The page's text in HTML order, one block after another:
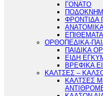
ΓΟΝΑΤΟ
ΦΡΟΝΤΙΔΑ
ΟΡΘΟΠΕΔΙΚΑ-
ΠΑΙΔΙΚΑ
ΕΙΔΗ
ΒΡΕΦΙΚΑ
ΚΑΛΤΣΕΣ –
ΚΑΛΤΣΕΣ